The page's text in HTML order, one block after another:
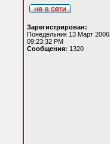
Зарегистрирован:
Понедельник 13 Март 2006
09:23:32 PM
Сообщения: 1320